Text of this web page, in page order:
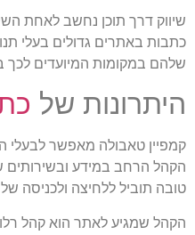
שיווק דרך תוכן נחשב לאחת
כתבות באתרים גדולים בעלי
שלהם במקומות המיועדים
היתרונות של
קמפיין טאבולה מאפשר לבעלי
הקהל הרחב במידע ובשירותים
טובה תוביל ללחיצה ולכניסה של
הקהל שמגיע לאתר הוא קהל